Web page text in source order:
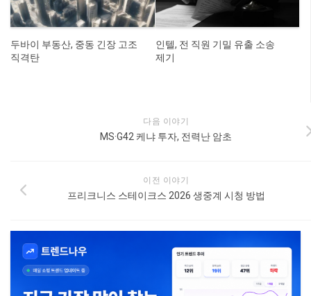
두바이 부동산, 중동 긴장 고조
직격탄
인텔, 전 직원 기밀 유출 소송
제기
다음 이야기
MS·G42 케냐 투자, 전력난 암초
이전 이야기
프리크니스 스테이크스 2026 생중계 시청 방법